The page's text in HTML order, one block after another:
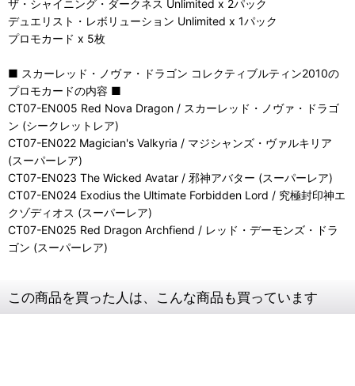
ザ・シャイニング・ダークネス Unlimited x 2パック
デュエリスト・レボリューション Unlimited x 1パック
プロモカード x 5枚
■ スカーレッド・ノヴァ・ドラゴン コレクティブルティン2010の
プロモカードの内容 ■
CT07-EN005 Red Nova Dragon / スカーレッド・ノヴァ・ドラゴ
ン (シークレットレア)
CT07-EN022 Magician's Valkyria / マジシャンズ・ヴァルキリア
(スーパーレア)
CT07-EN023 The Wicked Avatar / 邪神アバター (スーパーレア)
CT07-EN024 Exodius the Ultimate Forbidden Lord / 究極封印神エ
クゾディオス (スーパーレア)
CT07-EN025 Red Dragon Archfiend / レッド・デーモンズ・ドラ
ゴン (スーパーレア)
この商品を買った人は、こんな商品も買っています